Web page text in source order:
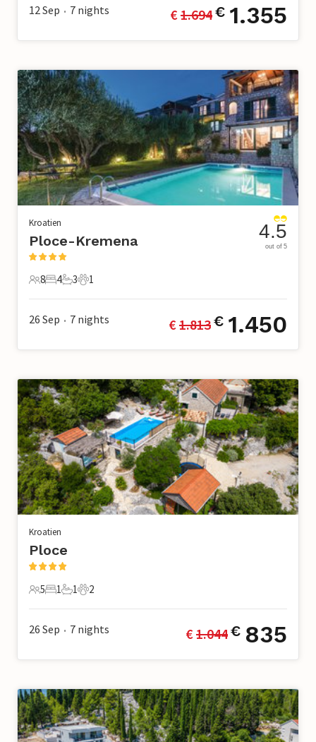
12 Sep • 7 nights € 1.694€ 1.355
Kroatien
Ploce-Kremena
8 Gäste
8
4 Schlafzimmer
4
3 Badezimmer
3
1 Haustier
1
4.5
out of 5
26 Sep • 7 nights € 1.813€ 1.450
Kroatien
Ploce
5 Gäste
5
1 Schlafzimmer
1
1 Badezimmer
1
2 Haustiere
2
26 Sep • 7 nights € 1.044€ 835